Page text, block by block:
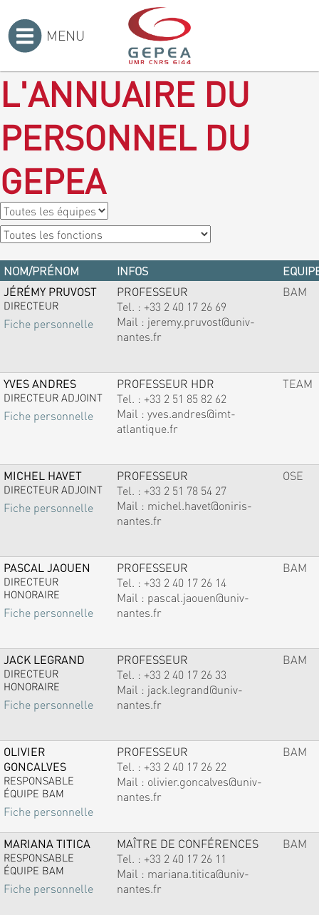
MENU
L'ANNUAIRE DU
PERSONNEL DU
GEPEA
NOM/PRÉNOM INFOS
JÉRÉMY PRUVOST
DIRECTEUR
Fiche personnelle
PROFESSEUR
Tel. : +33 2 40 17 26 69
Mail : jeremy.pruvost@univ-
nantes.fr
BAM
YVES ANDRES
DIRECTEUR ADJOINT
Fiche personnelle
PROFESSEUR HDR
Tel. : +33 2 51 85 82 62
Mail : yves.andres@imt-
atlantique.fr
TEAM
MICHEL HAVET
DIRECTEUR ADJOINT
Fiche personnelle
PROFESSEUR
Tel. : +33 2 51 78 54 27
Mail : michel.havet@oniris-
nantes.fr
OSE
PASCAL JAOUEN
DIRECTEUR
HONORAIRE
Fiche personnelle
PROFESSEUR
Tel. : +33 2 40 17 26 14
Mail : pascal.jaouen@univ-
nantes.fr
BAM
JACK LEGRAND
DIRECTEUR
HONORAIRE
Fiche personnelle
PROFESSEUR
Tel. : +33 2 40 17 26 33
Mail : jack.legrand@univ-
nantes.fr
BAM
OLIVIER
GONCALVES
RESPONSABLE
ÉQUIPE BAM
Fiche personnelle
PROFESSEUR
Tel. : +33 2 40 17 26 22
Mail : olivier.goncalves@univ-
nantes.fr
BAM
MARIANA TITICA
RESPONSABLE
ÉQUIPE BAM
Fiche personnelle
MAÎTRE DE CONFÉRENCES
Tel. : +33 2 40 17 26 11
Mail : mariana.titica@univ-
nantes.fr
BAM